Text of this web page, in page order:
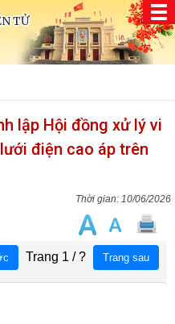
TỬ
lập Hội đồng xử lý vi
điện cao áp trên
10/06/2026